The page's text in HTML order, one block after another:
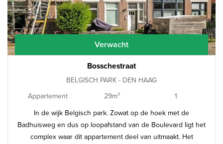
Verwacht
Bosschestraat
BELGISCH PARK - DEN HAAG
Appartement
29m²
1
In de wijk Belgisch park. Zowat op de hoek met de
Badhuisweg en dus op loopafstand van de Boulevard ligt het
complex waar dit appartement deel van uitmaakt. Het